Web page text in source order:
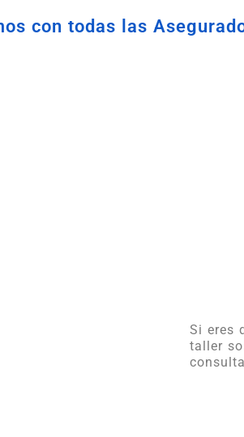
con todas las
Si eres
taller